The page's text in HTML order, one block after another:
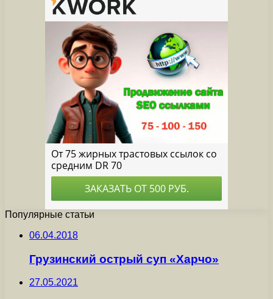
Популярные статьи
06.04.2018
Грузинский острый суп «Харчо»
27.05.2021